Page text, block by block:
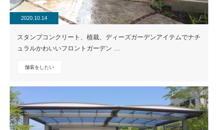
2020.10.14
スタンプコンクリート、植栽、ディーズガーデンアイテムでナチ
ュラルかわいいフロントガーデン …
舗装をしたい